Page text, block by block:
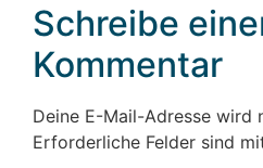
Schreibe
Kommentar
Deine E-Mail-Adresse
Erforderliche Felder sind